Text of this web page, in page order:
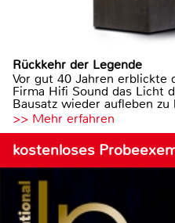
Rückkehr der Legende
Vor gut 40 Jahren erblickte
Firma Hifi Sound das Licht
Bausatz wieder aufleben zu
>> Mehr erfahren
kostenloses